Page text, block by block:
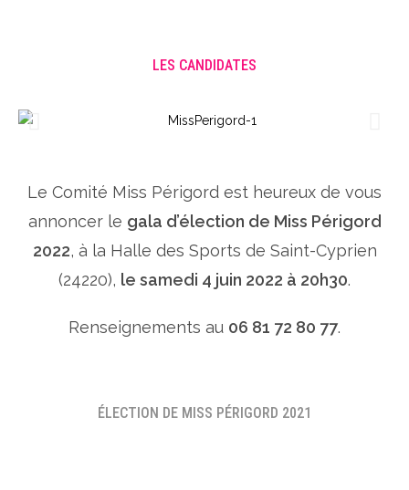
LES CANDIDATES
Le Comité Miss Périgord est heureux de vous
annoncer le gala d’élection de Miss Périgord
2022, à la Halle des Sports de Saint-Cyprien
(24220), le samedi 4 juin 2022 à 20h30.
Renseignements au 06 81 72 80 77.
ÉLECTION DE MISS PÉRIGORD 2021